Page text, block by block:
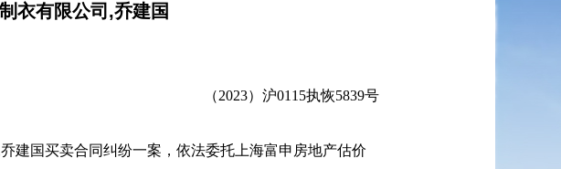
衣有限公司,乔建国
（2023）沪0115执恢5839号
建国买卖合同纠纷一案，依法委托上海富申房地产估价